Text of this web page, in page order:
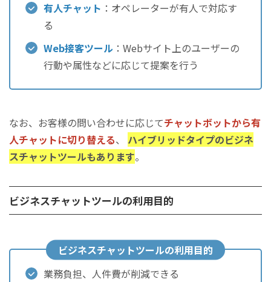
有人チャット ：オペレーターが有人で対応す
る
Web接客ツール ：Webサイト上のユーザーの
行動や属性などに応じて提案を行う
なお、お客様の問い合わせに応じてチャットボットから有
人チャットに切り替える、 ハイブリッドタイプのビジネ
スチャットツールもあります。
ビジネスチャットツールの利用目的
ビジネスチャットツールの利用目的
業務負担、人件費が削減できる